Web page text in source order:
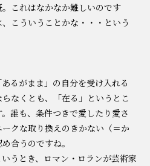
これはなかなか難しいのです
こういうことかな・・・という
るがまま」の自分を受け入れる
なくとも、「在る」というとこ
誰も、条件つきで愛したり愛さ
クな取り換えのきかない（＝か
合うのですね。
うとき、ロマン・ロランが芸術家